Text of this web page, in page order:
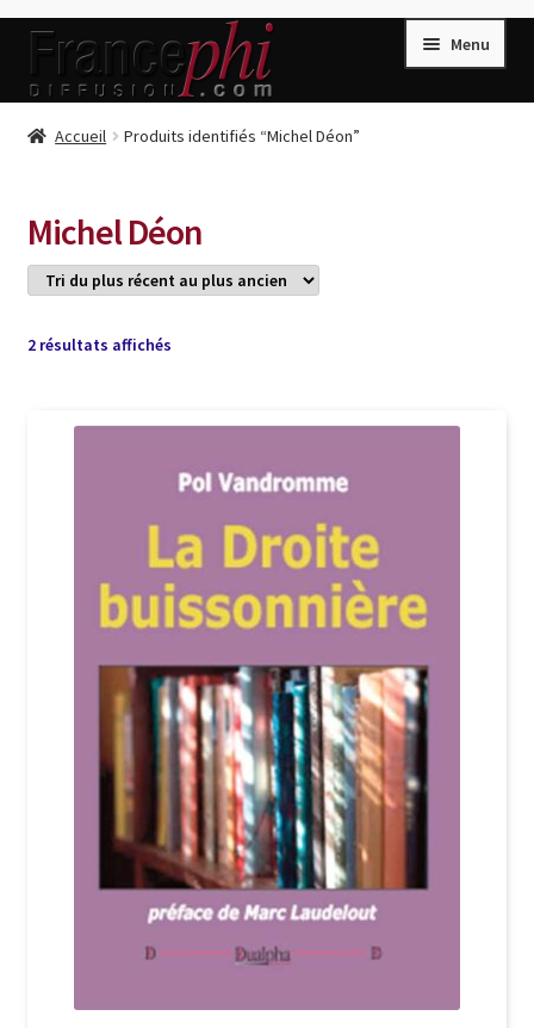
Aller
la
Aller
contenu
Menu
Accueil
Conditions de Vente
Connection
Listes d’Envies
Livres de Peter Randa
Livres de Philippe Randa
Login Customizer
Newsletter
Politique de confidentialité et cookies
Qui sommes-nous ?
Soutien à Philippe Randa
Suivi de la Commande
Accueil Produits identifiés “Michel Déon”
Michel Déon
2 résultats affichésTrié
récent
plus
ancien